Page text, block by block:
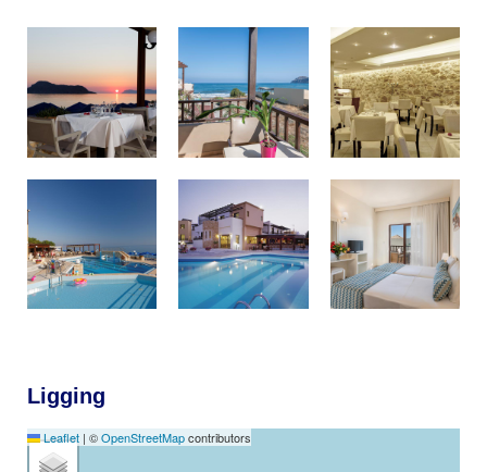
Ligging
+
Leaflet | ©OpenStreetMapcontributors